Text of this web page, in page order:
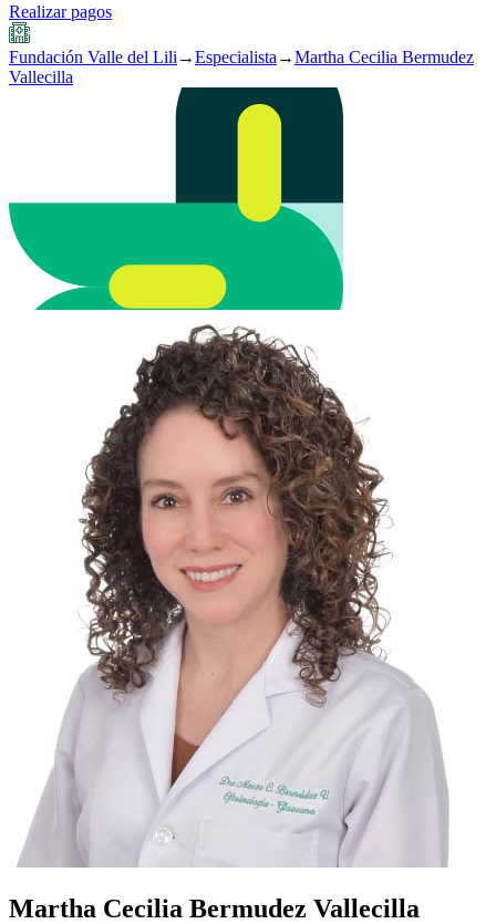
Realizar pagos
Fundación Valle del Lili →Especialista →Martha Cecilia Bermudez
Vallecilla
Martha Cecilia Bermudez Vallecilla